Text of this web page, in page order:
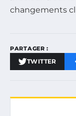
changements
PARTAGER :
TWITTER